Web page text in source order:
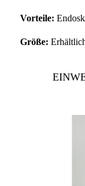
Vorteile:
Größe: